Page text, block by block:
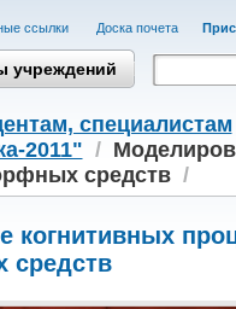
cсылки Доска почета
учреждений
cпециалистам
2011" /
средств/
когнитивных
средств